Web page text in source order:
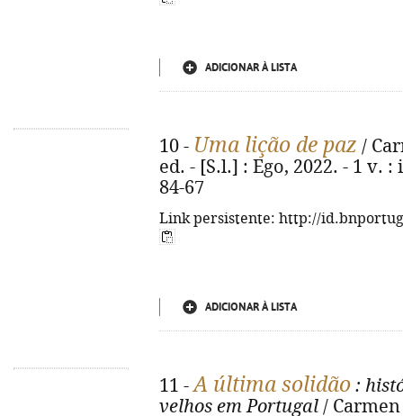
ADICIONAR À LISTA
10 - Uma lição de paz /
ed. - [S.l.] : Ego, 2022. - 1 v. :
84-67
Link persistente: http://
ADICIONAR À LISTA
11 -A última solidão :
velhos em Portugal /